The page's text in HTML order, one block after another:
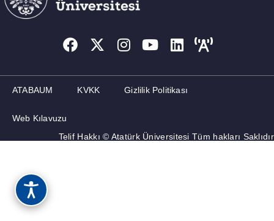
ATABAUM KVKK Gizlilik Politikası
Web Kılavuzu
Telif Hakkı © Atatürk Üniversitesi Tüm hakları Saklıdır